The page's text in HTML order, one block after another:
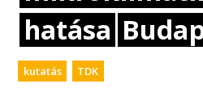
hatása
kutatás TDK